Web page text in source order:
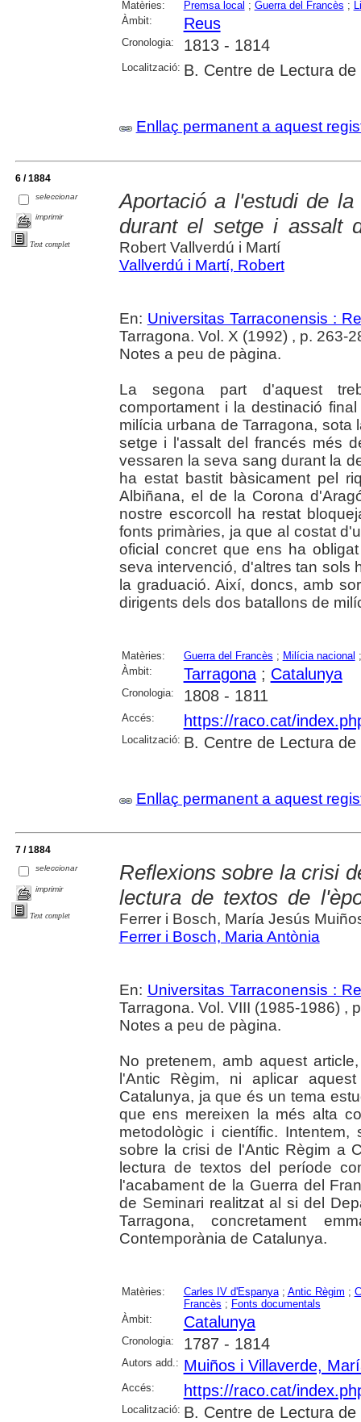
Matèries: Premsa local ; Guerra del Francès ;
Àmbit:
Reus
Cronologia: 1813 - 1814
Localització: B. Centre de Lectura de
Enllaç permanent a aquest
6 / 1884
seleccionar
imprimir
Text complet
Aportació a l'estudi de
durant el setge i assalt
Robert Vallverdú i Martí
Vallverdú i Martí, Robert
En: Universitas Tarraconensis :
Tarragona. Vol. X (1992) , p. 263-
Notes a peu de pàgina.
La segona part d'aquest
comportament i la destinació
milícia urbana de Tarragona,
setge i l'assalt del francés més
vessaren la seva sang durant la
ha estat bastit bàsicament pel
Albiñana, el de la Corona
nostre escorcoll ha restat
fonts primàries, ja que al costat
oficial concret que ens ha
seva intervenció, d'altres tan sols
la graduació. Així, doncs, amb
dirigents dels dos batallons de
Matèries: Guerra del Francès ; Milícia nacional
Àmbit:
Tarragona; Catalunya
Cronologia: 1808 - 1811
Accés: https://raco.cat/
Localització: B. Centre de Lectura
Enllaç permanent a aquest
7 / 1884
seleccionar
imprimir
Text complet
Reflexions sobre la crisi
lectura de textos de
Ferrer i Bosch, María Jesús
Ferrer i Bosch, Maria Antònia
En: Universitas Tarraconensis :
Tarragona. Vol. VIII (1985-1986) ,
Notes a peu de pàgina.
No pretenem, amb aquest
l'Antic Règim, ni aplicar
Catalunya, ja que és un tema
que ens mereixen la més alta
metodològic i científic.
sobre la crisi de l'Antic Règim a
lectura de textos del període
l'acabament de la Guerra del
de Seminari realitzat al si del
Tarragona, concretament
Contemporània de Catalunya.
Matèries: Carles IV d'Espanya; Antic Règim ;
Francès ; Fonts documentals
Àmbit:
Catalunya
Cronologia: 1787 - 1814
Autors add.: Muiños i Villaverde,
Accés: https://raco.cat/
Localització: B. Centre de Lectura